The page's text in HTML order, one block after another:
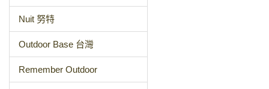
Nuit 努特
Outdoor Base 台灣
Remember Outdoor